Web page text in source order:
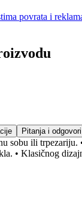
povrata i
Pitanja i odgovori
sobu ili trpezariju.
• Klasičnog